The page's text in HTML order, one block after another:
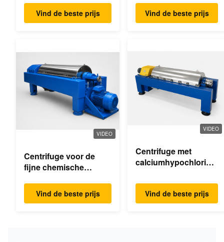
Vind de beste prijs Vind de beste prijs
VIDEO
Centrifuge voor de
fijne chemische
Vind de beste prijs
VIDEO
Centrifuge met
calciumhypochloride-
Vind de beste prijs